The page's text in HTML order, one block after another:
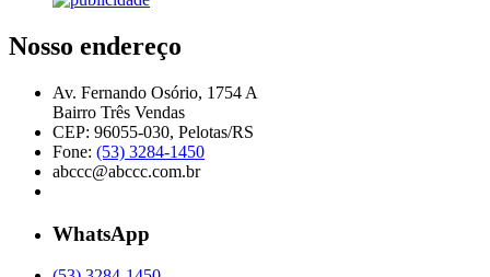
Nosso endereço
Av. Fernando Osório, 1754 A
Bairro Três Vendas
CEP: 96055-030, Pelotas/RS
Fone: (53) 3284-1450
abccc@abccc.com.br
WhatsApp